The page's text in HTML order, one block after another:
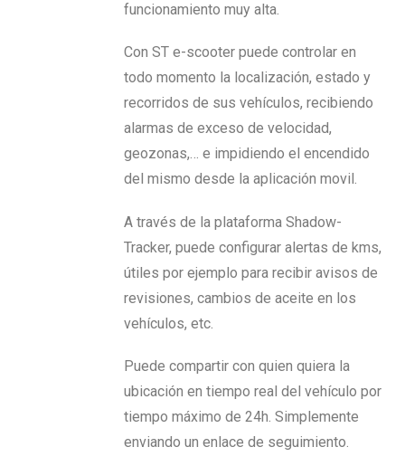
funcionamiento muy alta.
Con ST e-scooter puede controlar en
todo momento la localización, estado y
recorridos de sus vehículos, recibiendo
alarmas de exceso de velocidad,
geozonas,… e impidiendo el encendido
del mismo desde la aplicación movil.
A través de la plataforma Shadow-
Tracker, puede configurar alertas de kms,
útiles por ejemplo para recibir avisos de
revisiones, cambios de aceite en los
vehículos, etc.
Puede compartir con quien quiera la
ubicación en tiempo real del vehículo por
tiempo máximo de 24h. Simplemente
enviando un enlace de seguimiento.